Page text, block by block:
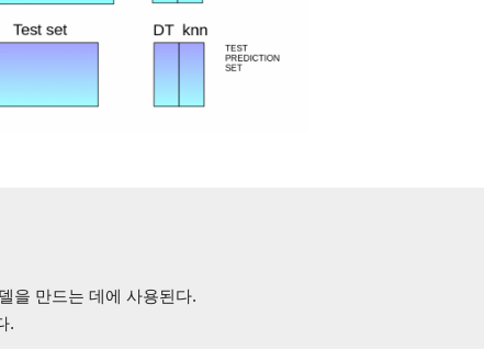
을 만드는 데에 사용된다.
.